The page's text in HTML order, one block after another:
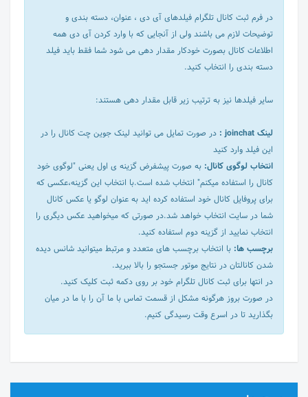
در فرم ثبت کانال تلگرام فیلدهای آی دی ، عنوان، دسته بندی و
توضیحات لازم می باشند ولی از آنجایی که با وارد کردن آی دی همه
اطلاعات کانال بصورت خودکار مقدار دهی می شود شما فقط باید فیلد
دسته بندی را انتخاب کنید.
سایر فیلدها نیز به ترتیب زیر قابل مقدار دهی هستند:
لینک joinchat :
در صورت تمایل می توانید لینک جوین چت کانال را در
این فیلد وارد کنید
انتخاب لوگوی کانال: به صورت پیشفرض گزینه ی اول یعنی "لوگوی خود
کانال را استفاده میکنم" انتخاب شده است.با انتخاب این گزینه،عکسی که
برای پروفایل کانال خود استفاده کرده اید به عنوان لوگو یا عکس کانال
شما در سایت انتخاب خواهد شد.در صورتی که میخواهید عکس دیگری را
انتخاب نمایید از گزینه دوم استفاده کنید.
برچسب ها: با انتخاب برچسب های متعدد و مرتبط میتوانید شانس دیده
شدن کانالتان در نتایج موتور جستجو را بالا ببرید.
در انتها برای ثبت کانال تلگرام خود بر روی دکمه ثبت کلیک کنید.
در صورت بروز هرگونه مشکل از قسمت تماس با ما آن را با ما در میان
بگذارید تا در اسرع وقت رسیدگی کنیم.